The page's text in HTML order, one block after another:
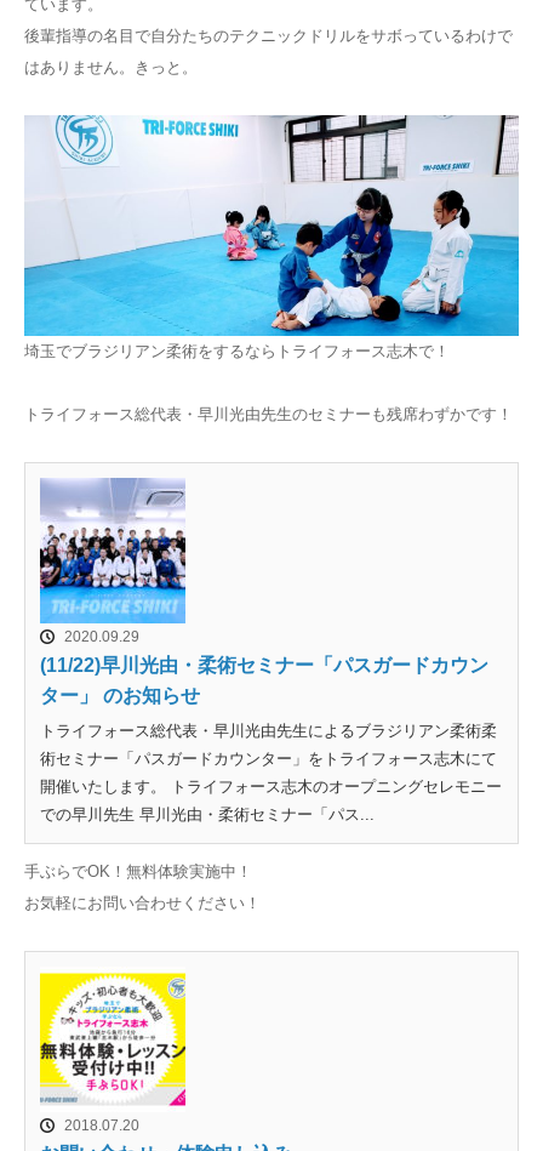
ています。
後輩指導の名目で自分たちのテクニックドリルをサボっているわけで
はありません。きっと。
埼玉でブラジリアン柔術をするならトライフォース志木で！
トライフォース総代表・早川光由先生のセミナーも残席わずかです！
2020.09.29
(11/22)早川光由・柔術セミナー「パスガードカウン
ター」 のお知らせ
トライフォース総代表・早川光由先生によるブラジリアン柔術柔
術セミナー「パスガードカウンター」をトライフォース志木にて
開催いたします。 トライフォース志木のオープニングセレモニー
での早川先生 早川光由・柔術セミナー「パス...
手ぶらでOK！無料体験実施中！
お気軽にお問い合わせください！
2018.07.20